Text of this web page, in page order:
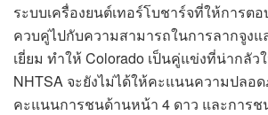
ระบบเครื่องยนต์เทอร์โบชาร์จที่ให้การตอ
ควบคู่ไปกับความสามารถในการลากจูง
เยี่ยม ทำให้ Colorado เป็นคู่แข่งที่น่ากลัว
NHTSA จะยังไม่ได้ให้คะแนนความปลอ
คะแนนการชนด้านหน้า 4 ดาว และการช